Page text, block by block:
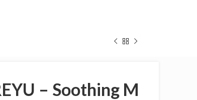
– Soothing M